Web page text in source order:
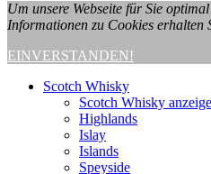
Um unsere Webseite für Sie
Informationen zu Cookies erhalten
EINVERSTANDEN!
Scotch Whisky
Scotch Whisky
Highlands
Islay
Islands
Speyside